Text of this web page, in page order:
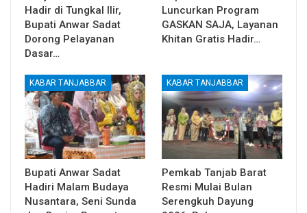
Hadir di Tungkal Ilir,
Bupati Anwar Sadat
Dorong Pelayanan
Dasar…
Luncurkan Program
GASKAN SAJA, Layanan
Khitan Gratis Hadir…
KABAR TANJABBAR
Bupati Anwar Sadat
Hadiri Malam Budaya
Nusantara, Seni Sunda
KABAR TANJABBAR
Pemkab Tanjab Barat
Resmi Mulai Bulan
Serengkuh Dayung